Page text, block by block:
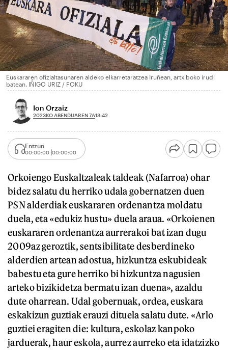
Euskararen ofizialtasunaren aldeko elkarretaratzea Iruñean, artxiboko irudi
batean. IÑIGO URIZ / FOKU
Ion Orzaiz
2023KO ABENDUAREN 7A13:42
Entzun
00:00:00 00:00:00
Orkoiengo Euskaltzaleak taldeak (Nafarroa) ohar
bidez salatu du herriko udala gobernatzen duen
PSN alderdiak euskararen ordenantza moldatu
duela, eta «edukiz hustu» duela araua. «Orkoienen
euskararen ordenantza aurrerakoi bat izan dugu
2009az geroztik, sentsibilitate desberdineko
alderdien artean adostua, hizkuntza eskubideak
babestu eta gure herriko bi hizkuntza nagusien
arteko bizikidetza bermatu izan duena», azaldu
dute oharrean. Udal gobernuak, ordea, euskara
eskakizun guztiak erauzi dituela salatu dute. «Arlo
guztiei eragiten die: kultura, eskolaz kanpoko
jarduerak, haur eskola, aurrez aurreko eta idatzizko